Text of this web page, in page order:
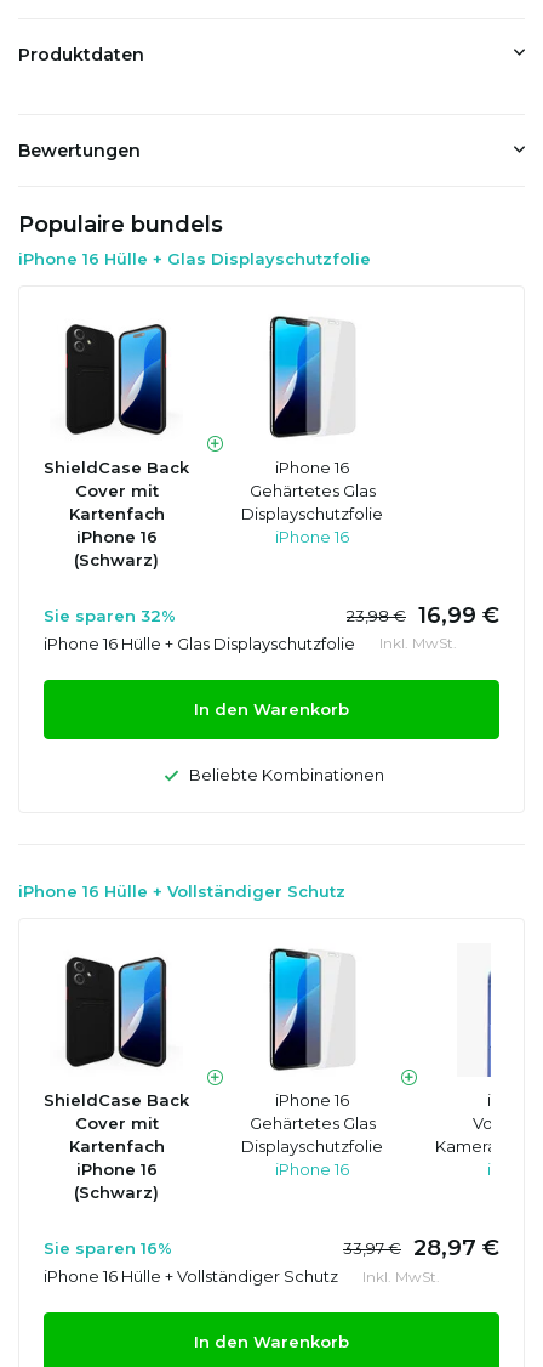
Produktdaten
Bewertungen
Populaire bundels
iPhone 16 Hülle + Glas Displayschutzfolie
ShieldCase Back
Cover mit
Kartenfach
iPhone 16
(Schwarz)
iPhone 16
Gehärtetes Glas
Displayschutzfolie
iPhone 16
Sie sparen 32% 23,98 € 16,99 €
iPhone 16 Hülle + Glas Displayschutzfolie Inkl. MwSt.
In den Warenkorb
Beliebte Kombinationen
iPhone 16 Hülle + Vollständiger Schutz
ShieldCase Back
Cover mit
Kartenfach
iPhone 16
(Schwarz)
iPhone 16
Gehärtetes Glas
Displayschutzfolie
iPhone 16
iPhone
iPhone
Sie sparen 16% 33,97 € 28,97 €
iPhone 16 Hülle + Vollständiger Schutz Inkl. MwSt.
In den Warenkorb